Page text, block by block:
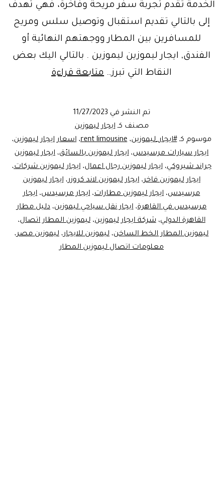
الخدمة تقدم تجربة سفر مريحة وفاخرة، فهي تهدف
إلى بالتالي تقديم استقبال وتوصيل سلس ومريح
للمسافرين بين المطار ووجهتهم النهائية أو
الفندق, ايجار ليموزين ليموزين . بالتالي اليك بعض
النقاط التي تبرز… متابعة قراءةليموزين
Egypt
تم النشر في 11/27/2023
مصنف كـايجار ليموزين
موسوم كـ#ايجار_ليموزين،rent limousine،اسعار ايجار ليموزين،
ايجار سيارات مرسيدس، ايجار ليموزين بالسائق، ايجار ليموزين
جراند شيروكي،ايجار ليموزين رجال اعمال،ايجار ليموزين شركات،
ايجار ليموزين فاخر،ايجار ليموزين لاند كروزر،ايجار ليموزين
مرسيدس، ايجار ليموزين مطارات، ايجار مرسيدس، ايجار
مرسيدس في القاهرة، ايجار نقل سياحي ليموزين، دليل مطار
القاهرة الدولي،شركة ايجار ليموزين،ليموزين المطار اتصال،
ليموزين المطار الخط الساخن، ليموزين للايجار، ليموزين مصر،
معلومات اتصال ليموزين المطار